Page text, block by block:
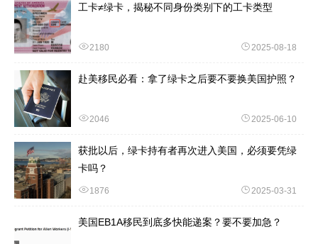
工卡≠绿卡，揭秘不同身份类别下的工卡类型
2180 2025-08-18
赴美移民必看：拿了绿卡之后要不要换美国护照？
2046 2025-06-10
获批以后，绿卡持有者再次进入美国，必须要凭绿
卡吗？
1876 2025-03-31
美国EB1A移民到底多快能递案？要不要加急？